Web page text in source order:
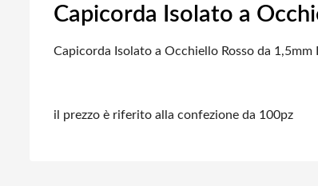
Capicorda Isolato a
Capicorda Isolato a Occhiello Rosso da 1,5mm
il prezzo è riferito alla confezione da 100pz